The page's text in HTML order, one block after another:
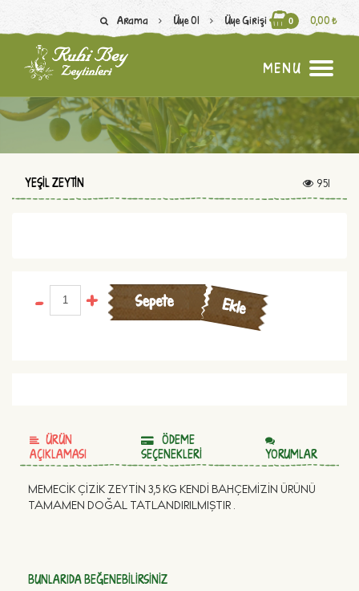
Arama Üye Ol Üye Girişi 0 0,00 ₺
MENU
YEŞIL ZEYTIN 951
- +
ÜRÜN
AÇIKLAMASI
ÖDEME
SEÇENEKLERI
YORUMLAR
MEMECİK ÇİZİK ZEYTİN 3,5 KG KENDİ BAHÇEMİZİN ÜRÜNÜ
TAMAMEN DOĞAL TATLANDIRILMIŞTIR .
BUNLARIDA BEĞENEBILIRSINIZ